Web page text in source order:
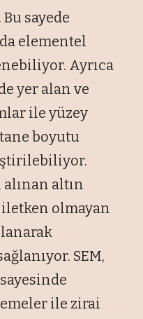
sayede
elementel
Ayrıca
yer alan ve
ile yüzey
boyutu
altın
olmayan
SEM,
ile zirai